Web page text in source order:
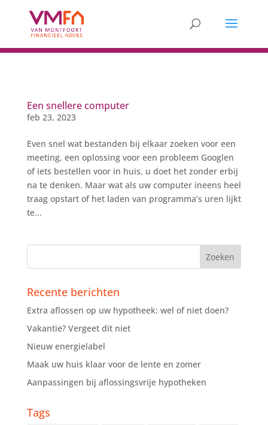
Een snellere computer
feb 23, 2023
Even snel wat bestanden bij elkaar zoeken voor een
meeting, een oplossing voor een probleem Googlen
of iets bestellen voor in huis, u doet het zonder erbij
na te denken. Maar wat als uw computer ineens heel
traag opstart of het laden van programma’s uren lijkt
te...
Recente berichten
Extra aflossen op uw hypotheek: wel of niet doen?
Vakantie? Vergeet dit niet
Nieuw energielabel
Maak uw huis klaar voor de lente en zomer
Aanpassingen bij aflossingsvrije hypotheken
Tags